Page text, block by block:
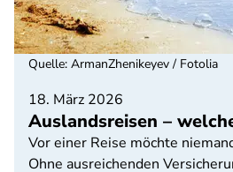
18. März 2026
Auslandsreisen –
Vor einer Reise möchte
Ohne ausreichenden
Quelle: ArmanZhenikeyev / Fotolia